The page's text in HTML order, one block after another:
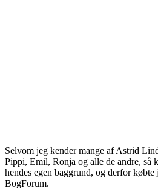
Selvom jeg kender mange af Astrid
Pippi, Emil, Ronja og alle de andre, så
hendes egen baggrund, og derfor
BogForum.